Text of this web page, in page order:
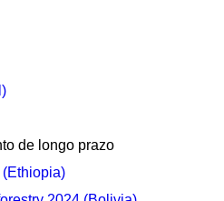
de longo prazo
(Ethiopia)